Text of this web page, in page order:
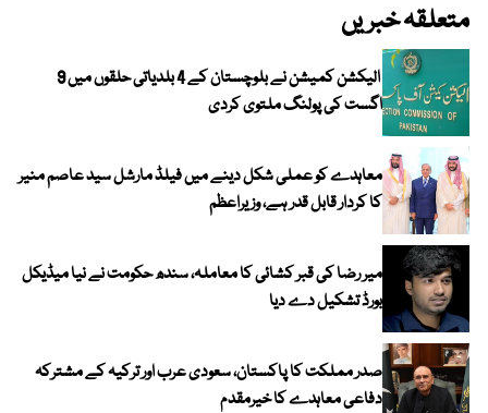
متعلقہ خبریں
الیکشن کمیشن نے بلوچستان کے 4 بلدیاتی حلقوں میں 9
اگست کی پولنگ ملتوی کردی
معاہدے کو عملی شکل دینے میں فیلڈ مارشل سید عاصم منیر
کا کردار قابل قدر ہے، وزیراعظم
میر رضا کی قبر کشائی کا معاملہ، سندھ حکومت نے نیا میڈیکل
بورڈ تشکیل دے دیا
صدر مملکت کا پاکستان، سعودی عرب اور ترکیہ کے مشترکہ
دفاعی معاہدے کا خیرمقدم